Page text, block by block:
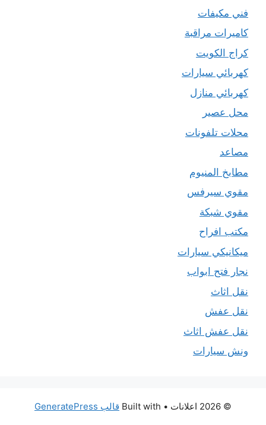
فني مكيفات
كاميرات مراقبة
كراج الكويت
كهربائي سيارات
كهربائي منازل
محل عصير
محلات تلفونات
مصاعد
مطابخ المنيوم
مقوي سيرفس
مقوي شبكة
مكتب افراح
ميكانيكي سيارات
نجار فتح ابواب
نقل اثاث
نقل عفش
نقل عفش اثاث
ونش سيارات
© 2026 اعلانات • Built with قالب GeneratePress